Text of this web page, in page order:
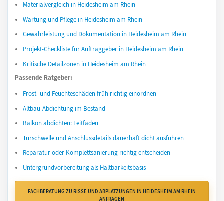
Materialvergleich in Heidesheim am Rhein
Wartung und Pflege in Heidesheim am Rhein
Gewährleistung und Dokumentation in Heidesheim am Rhein
Projekt-Checkliste für Auftraggeber in Heidesheim am Rhein
Kritische Detailzonen in Heidesheim am Rhein
Passende Ratgeber:
Frost- und Feuchteschäden früh richtig einordnen
Altbau-Abdichtung im Bestand
Balkon abdichten: Leitfaden
Türschwelle und Anschlussdetails dauerhaft dicht ausführen
Reparatur oder Komplettsanierung richtig entscheiden
Untergrundvorbereitung als Haltbarkeitsbasis
FACHBERATUNG ZU RISSE UND ABPLATZUNGEN IN HEIDESHEIM AM RHEIN
ANFRAGEN